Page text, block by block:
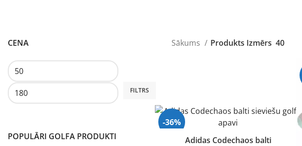
CENA
Min.
cena
Maks.
cena
FILTRS
POPULĀRI GOLFA PRODUKTI
Sākums Produkts Izmērs 40
-36%
Adidas Codechaos balti